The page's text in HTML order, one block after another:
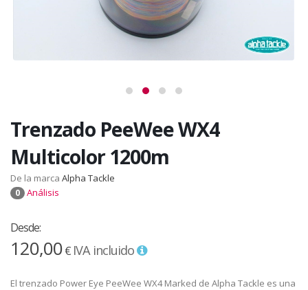
Trenzado PeeWee WX4
Multicolor 1200m
De la marca Alpha Tackle
0 Análisis
Desde:
120,00€ IVA incluido
El trenzado Power Eye PeeWee WX4 Marked de Alpha Tackle es una